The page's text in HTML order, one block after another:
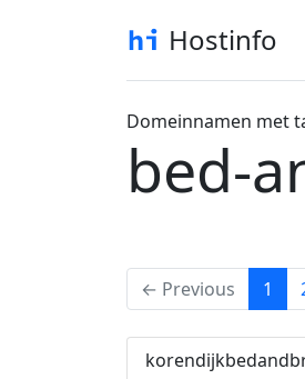
Hostinfo
Domeinnamen met
bed-
← Previous 1